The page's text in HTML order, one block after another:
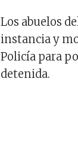
Los abuelos
instancia y
Policía para
detenida.